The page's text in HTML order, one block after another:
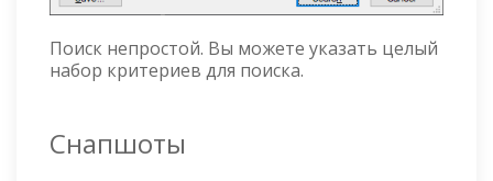
Поиск непростой. Вы можете указать целый
набор критериев для поиска.
Снапшоты